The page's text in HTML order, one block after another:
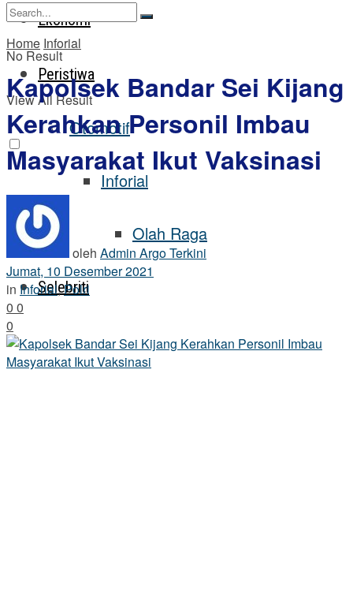
Ekonomi
Peristiwa
Otomotif
Inforial
Olah Raga
Selebriti
No Result
View All Result
Home Inforial
Kapolsek Bandar Sei Kijang
Kerahkan Personil Imbau
Masyarakat Ikut Vaksinasi
oleh Admin Argo Terkini
Jumat, 10 Desember 2021
in Inforial,Polri
0 0
0